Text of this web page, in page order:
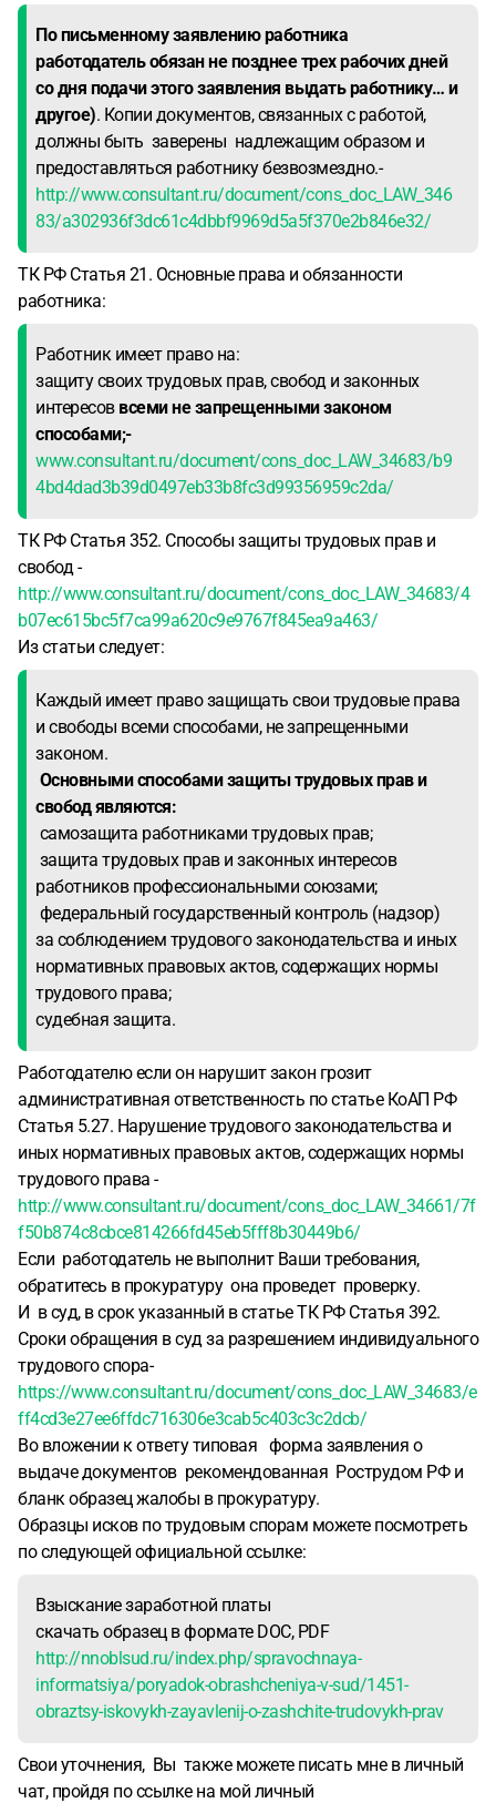
По письменному заявлению работника
работодатель обязан не позднее трех рабочих дней
со дня подачи этого заявления выдать работнику… и
другое). Копии документов, связанных с работой,
должны быть заверены надлежащим образом и
предоставляться работнику безвозмездно.-
http://www.consultant.ru/document/cons_doc_LAW_346
83/a302936f3dc61c4dbbf9969d5a5f370e2b846e32/
ТК РФ Статья 21. Основные права и обязанности
работника:
Работник имеет право на:
защиту своих трудовых прав, свобод и законных
интересов всеми не запрещенными законом
способами;-
www.consultant.ru/document/cons_doc_LAW_34683/b9
4bd4dad3b39d0497eb33b8fc3d99356959c2da/
ТК РФ Статья 352. Способы защиты трудовых прав и
свобод -
http://www.consultant.ru/document/cons_doc_LAW_34683/4
b07ec615bc5f7ca99a620c9e9767f845ea9a463/
Из статьи следует:
Каждый имеет право защищать свои трудовые права
и свободы всеми способами, не запрещенными
законом.
Основными способами защиты трудовых прав и
свобод являются:
самозащита работниками трудовых прав;
защита трудовых прав и законных интересов
работников профессиональными союзами;
федеральный государственный контроль (надзор)
за соблюдением трудового законодательства и иных
нормативных правовых актов, содержащих нормы
трудового права;
судебная защита.
Работодателю если он нарушит закон грозит
административная ответственность по статье КоАП РФ
Статья 5.27. Нарушение трудового законодательства и
иных нормативных правовых актов, содержащих нормы
трудового права -
http://www.consultant.ru/document/cons_doc_LAW_34661/7f
f50b874c8cbce814266fd45eb5fff8b30449b6/
Если работодатель не выполнит Ваши требования,
обратитесь в прокуратуру она проведет проверку.
И в суд, в срок указанный в статье ТК РФ Статья 392.
Сроки обращения в суд за разрешением индивидуального
трудового спора-
https://www.consultant.ru/document/cons_doc_LAW_34683/e
ff4cd3e27ee6ffdc716306e3cab5c403c3c2dcb/
Во вложении к ответу типовая форма заявления о
выдаче документов рекомендованная Рострудом РФ и
бланк образец жалобы в прокуратуру.
Образцы исков по трудовым спорам можете посмотреть
по следующей официальной ссылке:
Взыскание заработной платы
скачать образец в формате DOC, PDF
http://nnoblsud.ru/index.php/spravochnaya-
informatsiya/poryadok-obrashcheniya-v-sud/1451-
obraztsy-iskovykh-zayavlenij-o-zashchite-trudovykh-prav
Свои уточнения, Вы также можете писать мне в личный
чат, пройдя по ссылке на мой личный